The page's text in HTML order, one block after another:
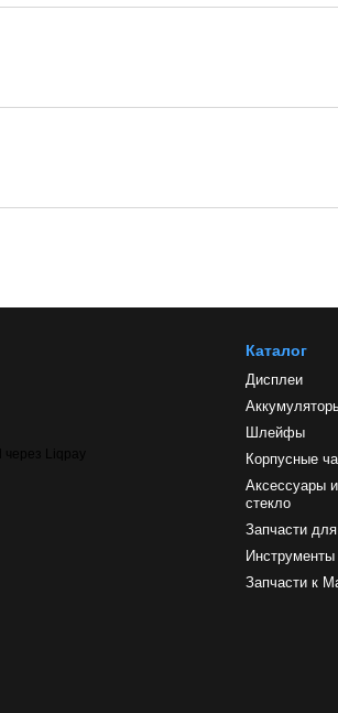
Каталог
Дисплеи
Шлейфы
Корпусные
Аксессуары
стекло
Запчасти
Запчасти к